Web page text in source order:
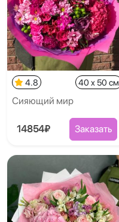
4.8 40 x 50 см
Сияющий мир
14854₽ Заказать